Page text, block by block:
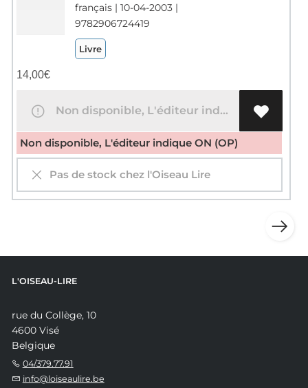
français | 10-04-2003 |
9782906724419
Livre
14,00€
Non disponible, L'éditeur indique ON (OP)
Non disponible, L'éditeur indique ON (OP)
Pas de stock chez l'Oiseau Lire
L'OISEAU-LIRE
rue du Collège, 10
4600 Visé
Belgique
04/379.77.91
info@loiseaulire.be